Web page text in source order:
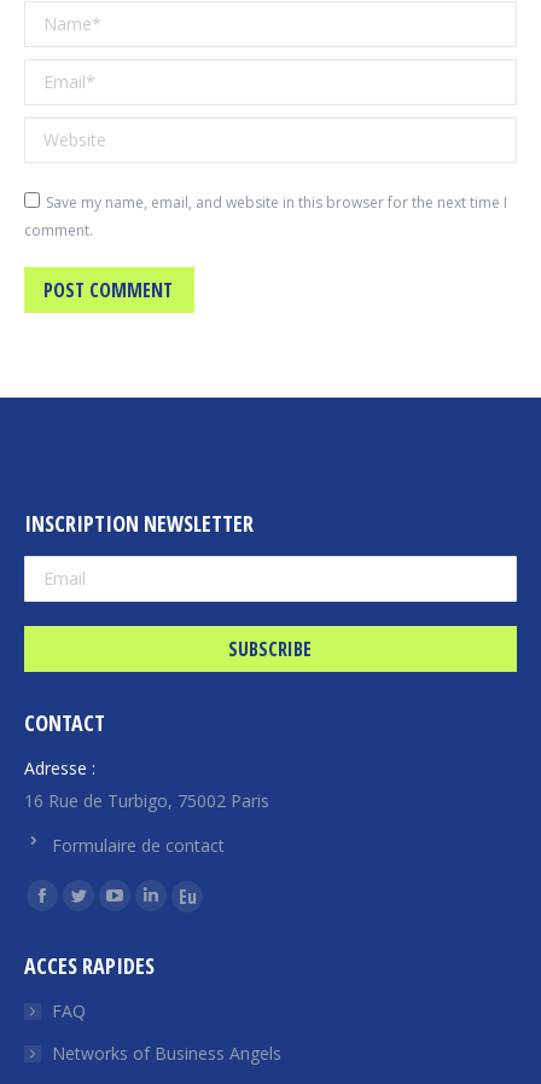
Name *
Email *
Website
Save my name, email, and website in this browser for the next time I
comment.
POST COMMENT
INSCRIPTION NEWSLETTER
CONTACT
Adresse :
16 Rue de Turbigo, 75002 Paris
Formulaire de contact
Find us on:
Facebook
opens
window
Twitter
opens
in
window
YouTube
opens
window
Linkedin
opens
window
Euroquity
window
ACCES RAPIDES
FAQ
Networks of Business Angels